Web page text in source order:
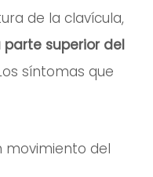
de la clavícula,
superior del
síntomas que
movimiento del